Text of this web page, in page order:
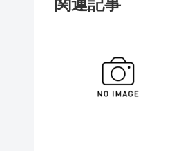
関連記事